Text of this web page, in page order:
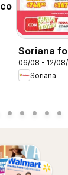
Soriana
06/08 - 12/
Soriana